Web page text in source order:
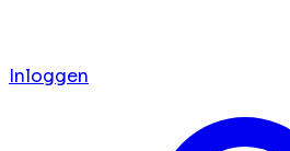
Inloggen